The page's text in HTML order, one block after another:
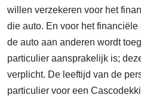
willen verzekeren voor het
die auto. En voor het
de auto aan anderen wordt
particulier aansprakelijk is;
verplicht. De leeftijd van de
particulier voor een